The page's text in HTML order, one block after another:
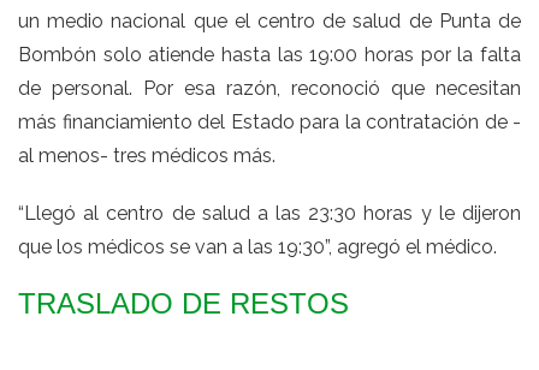
un medio nacional que el centro de salud de Punta de
Bombón solo atiende hasta las 19:00 horas por la falta
de personal. Por esa razón, reconoció que necesitan
más financiamiento del Estado para la contratación de -
al menos- tres médicos más.
“Llegó al centro de salud a las 23:30 horas y le dijeron
que los médicos se van a las 19:30”, agregó el médico.
TRASLADO DE RESTOS